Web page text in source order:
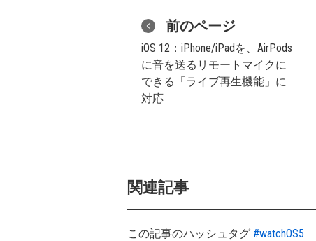
前のページ
iOS 12：iPhone/iPadを、AirPods
に音を送るリモートマイクに
できる「ライブ再生機能」に
対応
関連記事
この記事のハッシュタグ #watchOS5